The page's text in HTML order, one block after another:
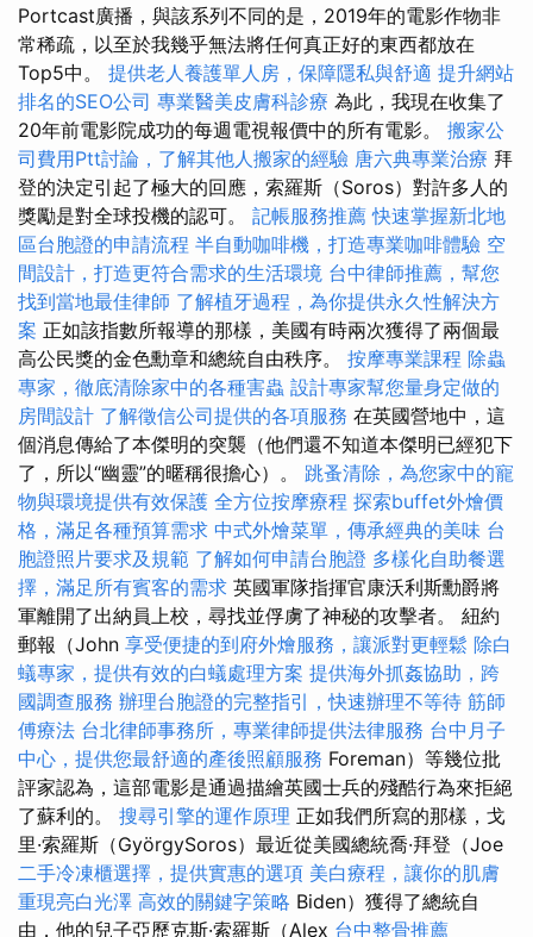
Portcast廣播，與該系列不同的是，2019年的電影作物非
常稀疏，以至於我幾乎無法將任何真正好的東西都放在
Top5中。 提供老人養護單人房，保障隱私與舒適 提升網站
排名的SEO公司 專業醫美皮膚科診療 為此，我現在收集了
20年前電影院成功的每週電視報價中的所有電影。 搬家公
司費用Ptt討論，了解其他人搬家的經驗 唐六典專業治療 拜
登的決定引起了極大的回應，索羅斯（Soros）對許多人的
獎勵是對全球投機的認可。 記帳服務推薦 快速掌握新北地
區台胞證的申請流程 半自動咖啡機，打造專業咖啡體驗 空
間設計，打造更符合需求的生活環境 台中律師推薦，幫您
找到當地最佳律師 了解植牙過程，為你提供永久性解決方
案 正如該指數所報導的那樣，美國有時兩次獲得了兩個最
高公民獎的金色勳章和總統自由秩序。 按摩專業課程 除蟲
專家，徹底清除家中的各種害蟲 設計專家幫您量身定做的
房間設計 了解徵信公司提供的各項服務 在英國營地中，這
個消息傳給了本傑明的突襲（他們還不知道本傑明已經犯下
了，所以“幽靈”的暱稱很擔心）。 跳蚤清除，為您家中的寵
物與環境提供有效保護 全方位按摩療程 探索buffet外燴價
格，滿足各種預算需求 中式外燴菜單，傳承經典的美味 台
胞證照片要求及規範 了解如何申請台胞證 多樣化自助餐選
擇，滿足所有賓客的需求 英國軍隊指揮官康沃利斯勳爵將
軍離開了出納員上校，尋找並俘虜了神秘的攻擊者。 紐約
郵報（John 享受便捷的到府外燴服務，讓派對更輕鬆 除白
蟻專家，提供有效的白蟻處理方案 提供海外抓姦協助，跨
國調查服務 辦理台胞證的完整指引，快速辦理不等待 筋師
傅療法 台北律師事務所，專業律師提供法律服務 台中月子
中心，提供您最舒適的產後照顧服務 Foreman）等幾位批
評家認為，這部電影是通過描繪英國士兵的殘酷行為來拒絕
了蘇利的。 搜尋引擎的運作原理 正如我們所寫的那樣，戈
里·索羅斯（GyörgySoros）最近從美國總統喬·拜登（Joe
二手冷凍櫃選擇，提供實惠的選項 美白療程，讓你的肌膚
重現亮白光澤 高效的關鍵字策略 Biden）獲得了總統自
由，他的兒子亞歷克斯·索羅斯（Alex 台中整骨推薦